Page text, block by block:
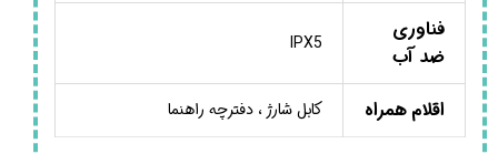
فناوری
ضد آب
IPX5
اقلام همراه کابل شارژ ، دفترچه راهنما